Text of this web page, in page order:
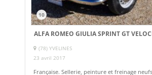
10
ALFA ROMEO GIULIA SPRINT GT
(78) YVELINES
23 avril 2017
Française. Sellerie, peinture et freinage